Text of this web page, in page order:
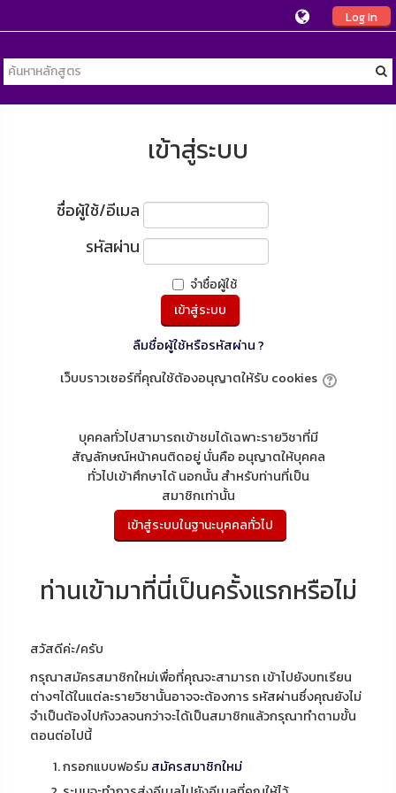
Log In
เข้าสู่ระบบ
ชื่อผู้ใช้/อีเมล
รหัสผ่าน
จำชื่อผู้ใช้
ลืมชื่อผู้ใช้หรือรหัสผ่าน ?
เว็บบราวเซอร์ที่คุณใช้ต้องอนุญาตให้รับ cookies
บุคคลทั่วไปสามารถเข้าชมได้เฉพาะรายวิชาที่มี
สัญลักษณ์หน้าคนติดอยู่ นั่นคือ อนุญาตให้บุคคล
ทั่วไปเข้าศึกษาได้ นอกนั้น สำหรับท่านที่เป็น
สมาชิกเท่านั้น
ท่านเข้ามาที่นี่เป็นครั้งแรกหรือไม่
สวัสดีค่ะ/ครับ
กรุณาสมัครสมาชิกใหม่เพื่อที่คุณจะสามารถ เข้าไปยังบทเรียน
ต่างๆได้ในแต่ละรายวิชานั้นอาจจะต้องการ รหัสผ่านซึ่งคุณยังไม่
จำเป็นต้องไปกังวลจนกว่าจะได้เป็นสมาชิกแล้วกรุณาทำตามขั้น
ตอนต่อไปนี้
กรอกแบบฟอร์ม สมัครสมาชิกใหม่